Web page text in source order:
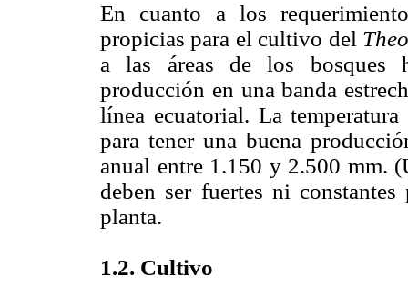
En cuanto a los
propicias para el cultivo del
a las áreas de los bosques
producción en una banda
línea ecuatorial. La
para tener una buena
anual entre 1.150 y 2.500 mm.
deben ser fuertes ni
planta.
1.2. Cultivo